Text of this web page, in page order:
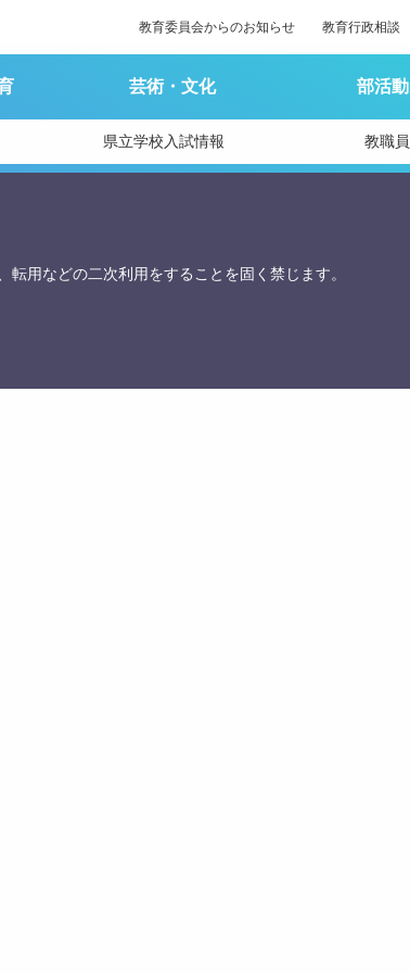
教育委員会からのお知らせ 教育行政相談
芸術・文化 部活
県立学校入試情報 教職
用などの二次利用をすることを固く禁じます。